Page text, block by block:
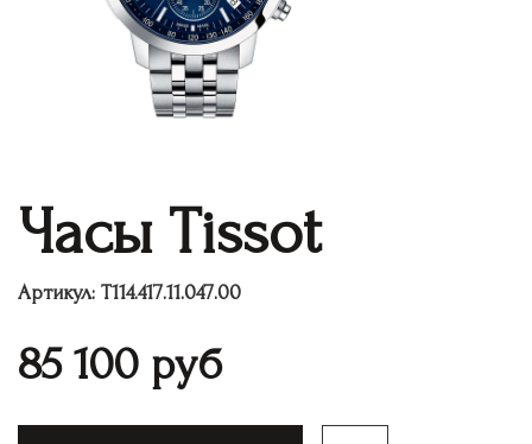
Часы Tissot
Артикул: T114.417.11.047.00
85 100 руб